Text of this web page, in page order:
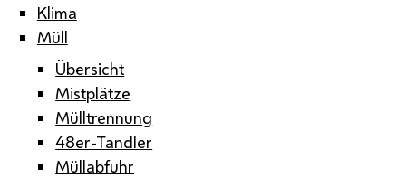
Klima
Müll
Übersicht
Mistplätze
Mülltrennung
48er-Tandler
Müllabfuhr